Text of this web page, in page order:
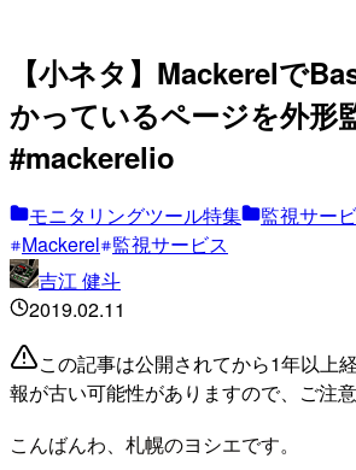
【小ネタ】Mackerelで
かっているページを外形
#mackerelio
モニタリングツール特集
監視サー
Mackerel 監視サービス
吉江 健斗
2019.02.11
この記事は公開されてから1年以上
報が古い可能性がありますので、ご注意
こんばんわ、札幌のヨシエです。